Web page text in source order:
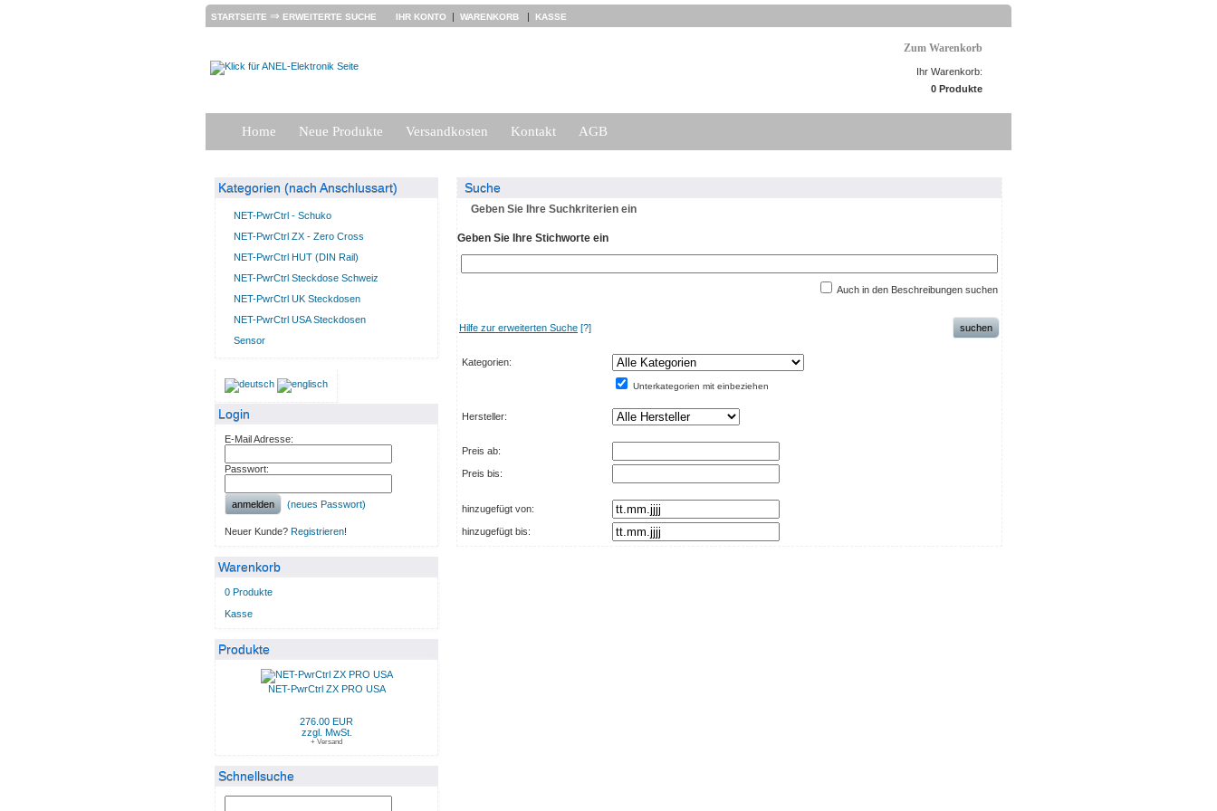
STARTSEITE ⇒ ERWEITERTE SUCHE IHR KONTO | WARENKORB | KASSE
Zum Warenkorb
Ihr Warenkorb:
0 Produkte
Home Neue Produkte Versandkosten Kontakt AGB
Kategorien (nach Anschlussart)
NET-PwrCtrl - Schuko
NET-PwrCtrl ZX - Zero Cross
NET-PwrCtrl HUT (DIN Rail)
NET-PwrCtrl Steckdose Schweiz
NET-PwrCtrl UK Steckdosen
NET-PwrCtrl USA Steckdosen
Sensor
Login
E-Mail Adresse:
Passwort:
anmelden (neues Passwort)
Neuer Kunde? Registrieren!
Warenkorb
0 Produkte
Kasse
Produkte
NET-PwrCtrl ZX PRO USA
276.00 EUR
zzgl. MwSt.
+ Versand
Schnellsuche
Suche
Geben Sie Ihre Suchkriterien ein
Geben Sie Ihre Stichworte ein
Auch in den Beschreibungen suchen
Hilfe zur erweiterten Suche [?] suchen
Kategorien:
Unterkategorien mit einbeziehen
Hersteller:
Preis ab:
Preis bis:
hinzugefügt von:
hinzugefügt bis: